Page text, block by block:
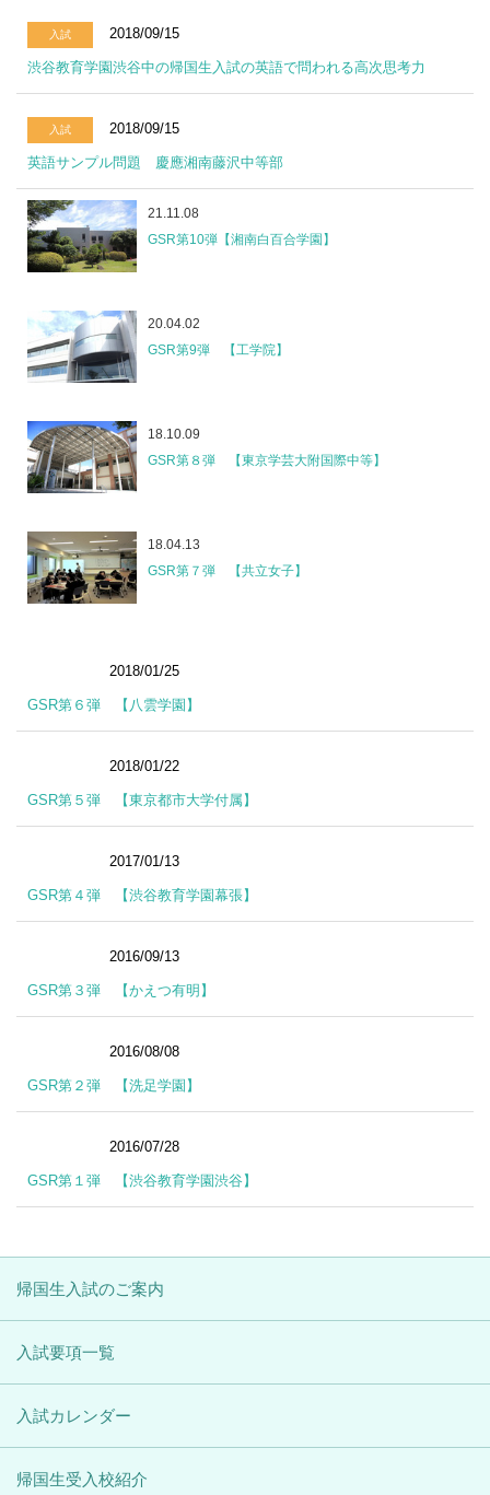
2018/09/15
入試
渋谷教育学園渋谷中の帰国生入試の英語で問われる高次思考力
2018/09/15
入試
英語サンプル問題 慶應湘南藤沢中等部
21.11.08
GSR第10弾【湘南白百合学園】
20.04.02
GSR第9弾 【工学院】
18.10.09
GSR第８弾 【東京学芸大附国際中等】
18.04.13
GSR第７弾 【共立女子】
2018/01/25
GSR第６弾 【八雲学園】
2018/01/22
GSR第５弾 【東京都市大学付属】
2017/01/13
GSR第４弾 【渋谷教育学園幕張】
2016/09/13
GSR第３弾 【かえつ有明】
2016/08/08
GSR第２弾 【洗足学園】
2016/07/28
GSR第１弾 【渋谷教育学園渋谷】
帰国生入試のご案内
入試要項一覧
入試カレンダー
帰国生受入校紹介